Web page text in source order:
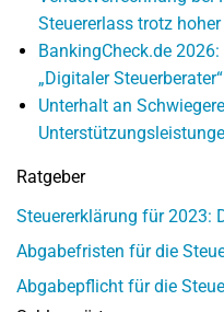
Steuererlass trotz
BankingCheck.de
„Digitaler Steuerberater“
Unterhalt an
Ratgeber
Steuererklärung für 2023:
Abgabefristen für die
Abgabepflicht für die